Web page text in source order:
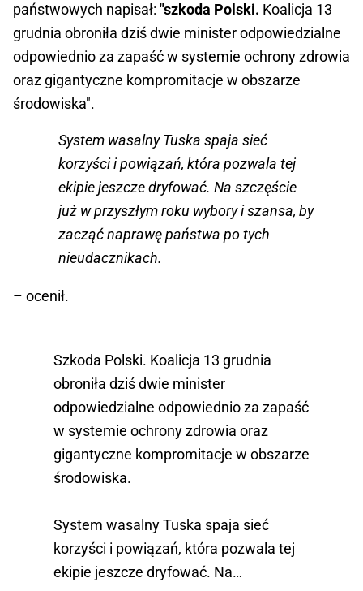
państwowych napisał: "szkoda Polski. Koalicja 13
grudnia obroniła dziś dwie minister odpowiedzialne
odpowiednio za zapaść w systemie ochrony zdrowia
oraz gigantyczne kompromitacje w obszarze
środowiska".
System wasalny Tuska spaja sieć
korzyści i powiązań, która pozwala tej
ekipie jeszcze dryfować. Na szczęście
już w przyszłym roku wybory i szansa, by
zacząć naprawę państwa po tych
nieudacznikach.
– ocenił.
Szkoda Polski. Koalicja 13 grudnia
obroniła dziś dwie minister
odpowiedzialne odpowiednio za zapaść
w systemie ochrony zdrowia oraz
gigantyczne kompromitacje w obszarze
środowiska.
System wasalny Tuska spaja sieć
korzyści i powiązań, która pozwala tej
ekipie jeszcze dryfować. Na…